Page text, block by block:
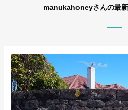
manukahoneyさんの最